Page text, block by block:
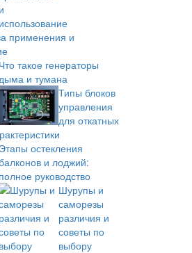
применения и
Что такое генераторы
и тумана
Типы блоков
управления
для откатных
Этапы остекления
и лоджий:
полное руководство
Шурупы и
саморезы
различия и
советы по
выбору